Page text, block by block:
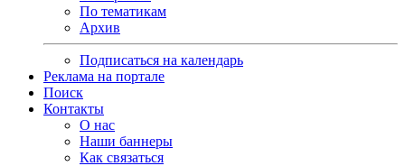
По тематикам
Архив
Подписаться на календарь
Реклама на портале
Поиск
Контакты
О нас
Наши баннеры
Как связаться